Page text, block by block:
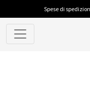
Spese di